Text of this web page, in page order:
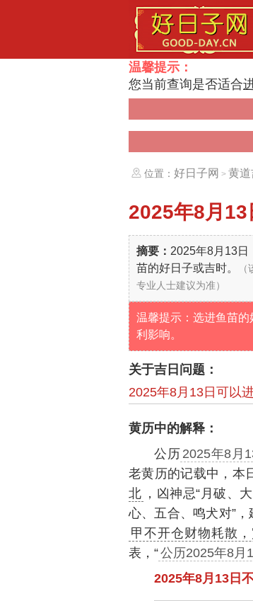
温馨提示：
您当前查询是否适合
位置： 好日子网 > 黄道
2025年8月13
摘要： 2025年8月13日
苗的好日子或吉时。
专业人士建议为准）
温馨提示：选进鱼苗
利影响。
关于吉日问题：
2025年8月13日可以
黄历中的解释：
公历 2025年8月
老黄历的记载中，本
北 ，凶神忌“月破、
心、五合、鸣犬对”
甲不开仓财物耗散
表，“公历2025年8月
2025年8月13日